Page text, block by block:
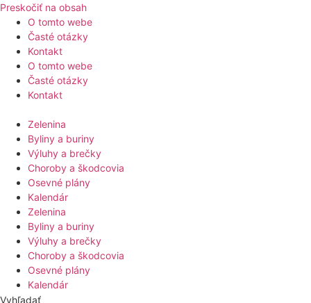
Preskočiť na obsah
O tomto webe
Časté otázky
Kontakt
O tomto webe
Časté otázky
Kontakt
Zelenina
Byliny a buriny
Výluhy a brečky
Choroby a škodcovia
Osevné plány
Kalendár
Zelenina
Byliny a buriny
Výluhy a brečky
Choroby a škodcovia
Osevné plány
Kalendár
Vyhľadať